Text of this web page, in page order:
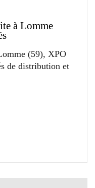
à Lomme
(59), XPO
de distribution et